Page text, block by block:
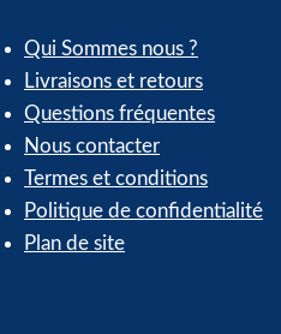
Qui Sommes nous ?
Livraisons et retours
Questions fréquentes
Nous contacter
Termes et conditions
Politique de confidentialité
Plan de site